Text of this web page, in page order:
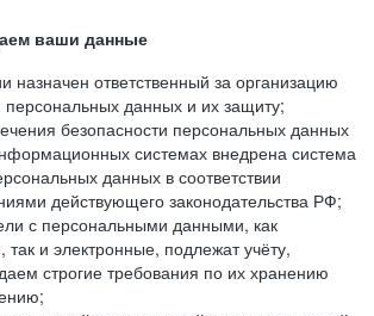
ваши данные
назначен ответственный за организацию
персональных данных и их защиту;
безопасности персональных данных
системах внедрена система
данных в соответствии
действующего законодательства РФ;
с персональными данными, как
и электронные, подлежат учёту,
строгие требования по их хранению